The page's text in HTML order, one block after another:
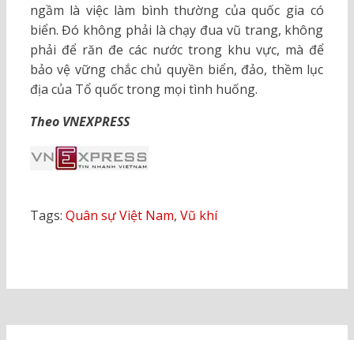
ngầm là việc làm bình thường của quốc gia có
biển. Đó không phải là chạy đua vũ trang, không
phải để răn đe các nước trong khu vực, mà để
bảo vệ vững chắc chủ quyền biển, đảo, thềm lục
địa của Tổ quốc trong mọi tình huống.
Theo VNEXPRESS
Tags: Quân sự Việt Nam, Vũ khí